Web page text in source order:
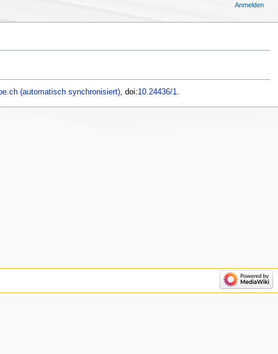
(automatisch synchronisiert), doi:10.24436/1.
Anmelden